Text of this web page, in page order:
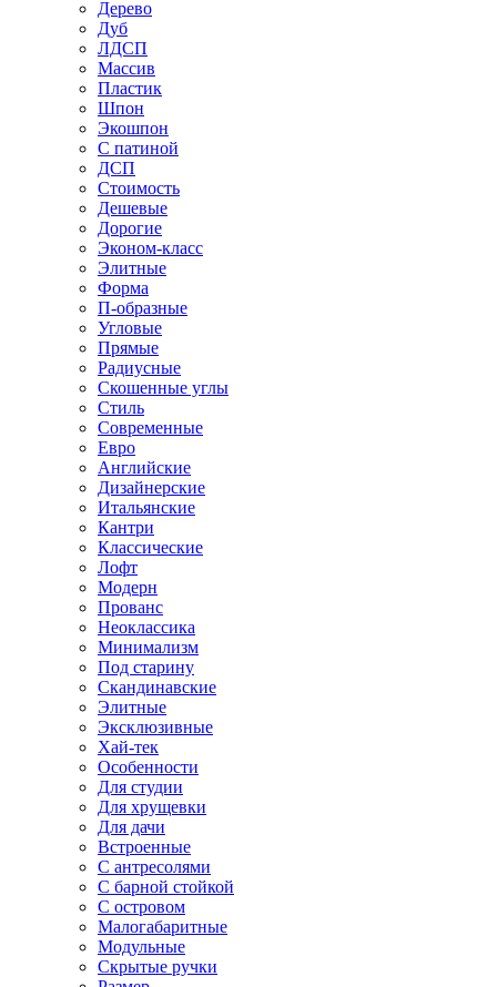
Дерево
Дуб
ЛДСП
Массив
Пластик
Шпон
Экошпон
С патиной
ДСП
Стоимость
Дешевые
Дорогие
Эконом-класс
Элитные
Форма
П-образные
Угловые
Прямые
Радиусные
Скошенные углы
Стиль
Современные
Евро
Английские
Дизайнерские
Итальянские
Кантри
Классические
Лофт
Модерн
Прованс
Неоклассика
Минимализм
Под старину
Скандинавские
Элитные
Эксклюзивные
Хай-тек
Особенности
Для студии
Для хрущевки
Для дачи
Встроенные
С антресолями
С барной стойкой
С островом
Малогабаритные
Модульные
Скрытые ручки